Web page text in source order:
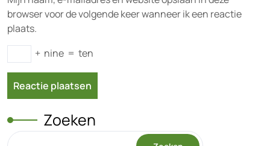
browser voor de volgende keer wanneer ik een reactie
plaats.
+ nine = ten
Zoeken